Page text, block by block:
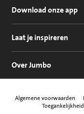
Download onze app
Laat je inspireren
Over Jumbo
Algemene voorwaarden